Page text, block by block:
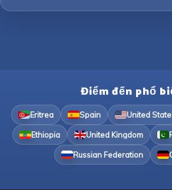
Điểm đến phổ
Eritrea Spain United
Ethiopia United Kingdom
Russian Federation